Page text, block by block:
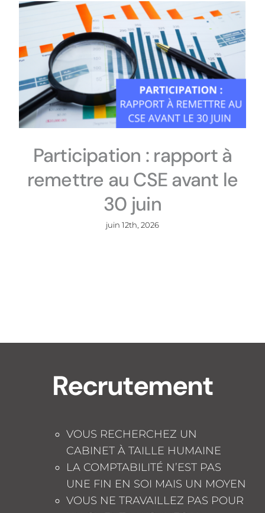
Participation : rapport à
remettre au CSE avant le
30 juin
juin 12th, 2026
Recrutement
VOUS RECHERCHEZ UN
CABINET À TAILLE HUMAINE
LA COMPTABILITÉ N’EST PAS
UNE FIN EN SOI MAIS UN MOYEN
VOUS NE TRAVAILLEZ PAS POUR